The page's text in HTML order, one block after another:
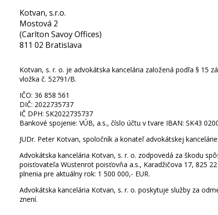
Kotvan, s.r.o.
Mostová 2
(Carlton Savoy Offices)
811 02 Bratislava
Kotvan, s. r. o. je advokátska kancelária založená podľa § 15
vložka č. 52791/B.
​IČO: 36 858 561
DIČ: 2022735737
IČ DPH: SK2022735737
Bankové spojenie: VÚB, a.s., číslo účtu v tvare IBAN: SK43
JUDr. Peter Kotvan, spoločník a konateľ advokátskej
Advokátska kancelária Kotvan, s. r. o. zodpovedá za škodu
poisťovateľa Wüstenrot poisťovňa a.s., Karadžičova 17, 825
plnenia pre aktuálny rok: 1 500 000,- EUR.
Advokátska kancelária Kotvan, s. r. o. poskytuje služby za
znení.